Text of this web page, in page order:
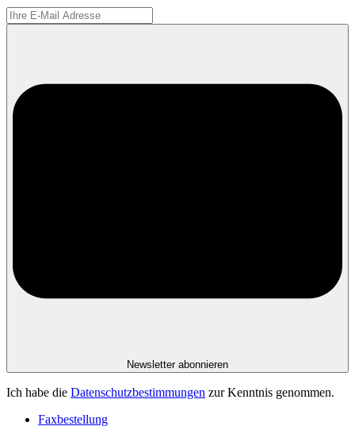
Newsletter abonnieren
Ich habe die Datenschutzbestimmungen zur Kenntnis genommen.
Faxbestellung